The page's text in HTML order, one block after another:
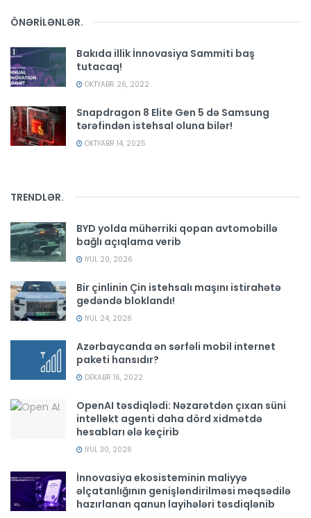
ÖNƏRİLƏNLƏR.
Bakıda illik İnnovasiya Sammiti baş
tutacaq!
OKTYABR 26, 2022
Snapdragon 8 Elite Gen 5 də Samsung
tərəfindən istehsal oluna bilər!
OKTYABR 14, 2025
TRENDLƏR.
BYD yolda mühərriki qopan avtomobillə
bağlı açıqlama verib
İYUL 20, 2026
Bir çinlinin Çin istehsalı maşını istirahətə
gedəndə bloklandı!
İYUL 24, 2026
Azərbaycanda ən sərfəli mobil internet
paketi hansıdır?
DEKABR 16, 2022
OpenAI təsdiqlədi: Nəzarətdən çıxan süni
intellekt agenti daha dörd xidmətdə
hesabları ələ keçirib
İYUL 30, 2026
İnnovasiya ekosisteminin maliyyə
əlçatanlığının genişləndirilməsi məqsədilə
hazırlanan qanun layihələri təsdiqlənib